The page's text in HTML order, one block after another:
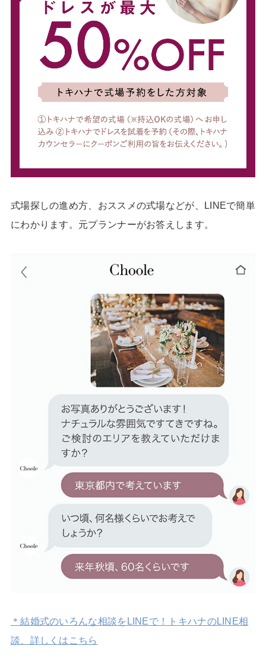
式場探しの進め方、おススメの式場などが、LINEで簡単
にわかります。元プランナーがお答えします。
＊結婚式のいろんな相談をLINEで！トキハナのLINE相
談、詳しくはこちら